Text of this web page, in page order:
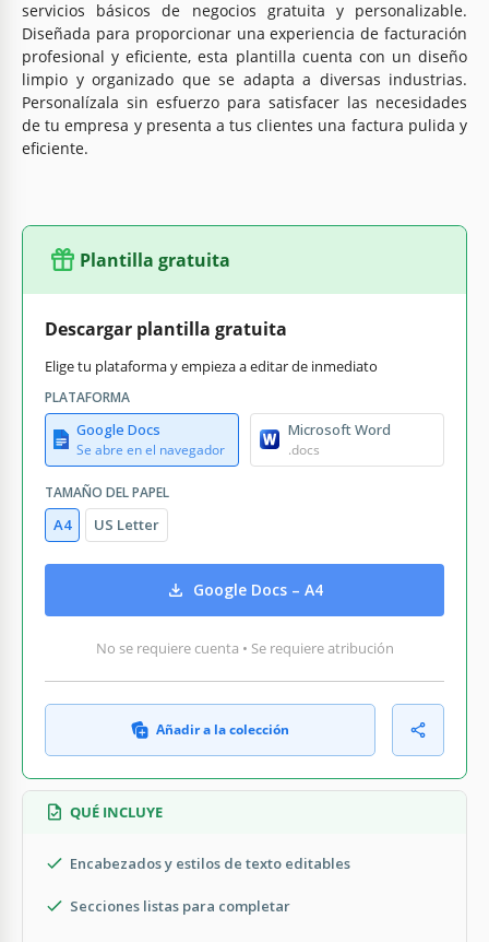
servicios básicos de negocios gratuita y personalizable.
Diseñada para proporcionar una experiencia de facturación
profesional y eficiente, esta plantilla cuenta con un diseño
limpio y organizado que se adapta a diversas industrias.
Personalízala sin esfuerzo para satisfacer las necesidades
de tu empresa y presenta a tus clientes una factura pulida y
eficiente.
Plantilla gratuita
Descargar plantilla gratuita
Elige tu plataforma y empieza a editar de inmediato
PLATAFORMA
Google Docs
Se abre en el navegador
Microsoft Word
.docs
TAMAÑO DEL PAPEL
A4 US Letter
Google Docs – A4
No se requiere cuenta • Se requiere atribución
Añadir a la colección
QUÉ INCLUYE
Encabezados y estilos de texto editables
Secciones listas para completar